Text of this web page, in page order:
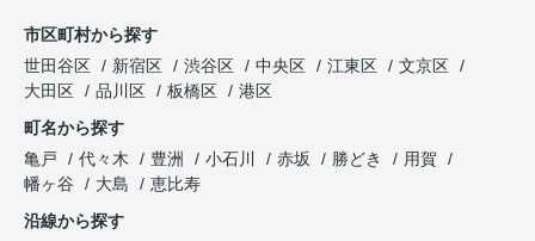
市区町村から探す
世田谷区
新宿区 渋谷区 中央区 江東区
文京区
大田区
品川区 板橋区
港区
町名から探す
亀戸
代々木 豊洲 小石川 赤坂 勝どき
用賀
幡ヶ谷
大島
恵比寿
沿線から探す